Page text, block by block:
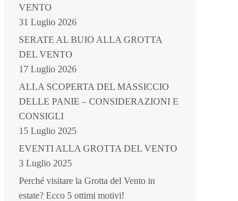
VENTO
31 Luglio 2026
SERATE AL BUIO ALLA GROTTA
DEL VENTO
17 Luglio 2026
ALLA SCOPERTA DEL MASSICCIO
DELLE PANIE – CONSIDERAZIONI E
CONSIGLI
15 Luglio 2025
EVENTI ALLA GROTTA DEL VENTO
3 Luglio 2025
Perché visitare la Grotta del Vento in
estate? Ecco 5 ottimi motivi!